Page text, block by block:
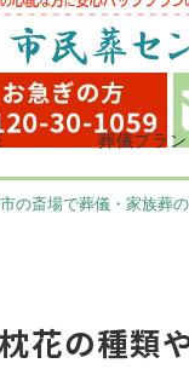
葬儀プラン
の斎場で葬儀・家族葬
花の種類